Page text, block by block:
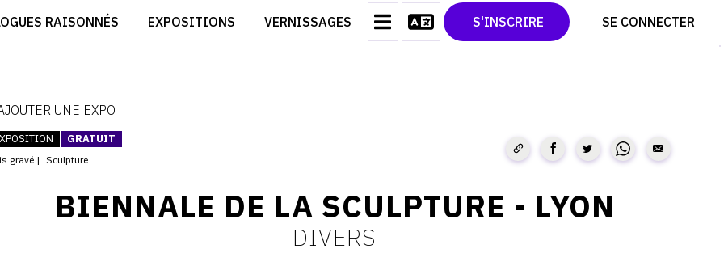
RAISONNÉS EXPOSITIONS VERNISSAGES S'INSCRIRE SE CONNECTER
CRÉER SON CATALOGUE D'EXPO
CONTACT
CGU
TWITTER
PINTEREST
UNE EXPO
GRATUIT
gravé Sculpture
BIENNALE DE LA SCULPTURE - LYON
DIVERS